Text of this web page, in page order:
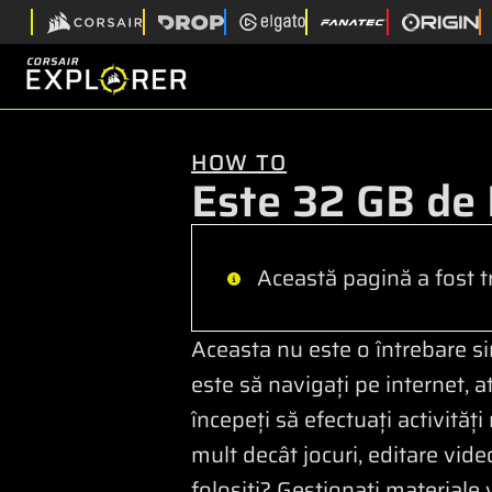
HOW TO
Este 32 GB
Această pagină a fost
Aceasta nu este o întrebare
este să navigați pe internet,
începeți să efectuați
mult decât jocuri, editare